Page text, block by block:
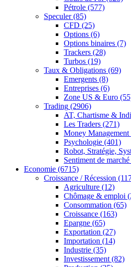
Pétrole (577)
Speculer(85)
CFD (25)
Options (6)
Options binaires (7)
Trackers (28)
Turbos (19)
Taux & Obligations (69)
Emergents (8)
Entreprises (6)
Zone US & Euro
Trading (2906)
AT, Chartisme &
Les Traders (271)
Money Management
Psychologie (401)
Robot, Stratégie,
Sentiment de marché
Economie (6715)
Croissance / Récession
Agriculture (12)
Chômage & emploi
Consommation (65)
Croissance (163)
Epargne (65)
Exportation (27)
Importation (14)
Industrie (35)
Investissement (82)